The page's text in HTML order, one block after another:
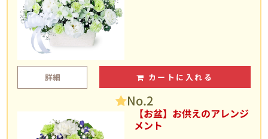
詳細 カートに入れる
No.2
【お盆】お供えのアレンジ
メント